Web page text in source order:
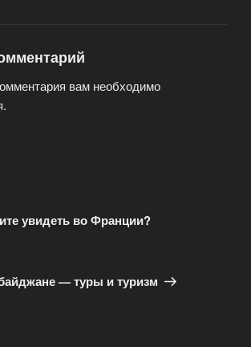
вам необходимо
.
увидеть во Франции?
— туры и туризм